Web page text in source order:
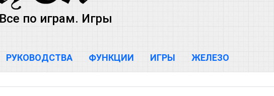
по играм. Игры
РУКОВОДСТВА ФУНКЦИИ ИГРЫ ЖЕЛЕЗО